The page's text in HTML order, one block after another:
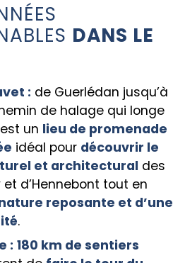
DANS LE
: de Guerlédan jusqu’à
de halage qui longe
un lieu de promenade
idéal pour découvrir le
et architectural des
d’Hennebont tout en
reposante et d’une
.
: 180 km de sentiers